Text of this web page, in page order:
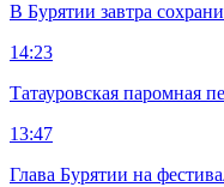
В Бурятии завтра
14:23
Татауровская паромная
13:47
Глава Бурятии на